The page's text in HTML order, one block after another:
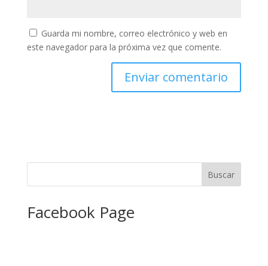
Guarda mi nombre, correo electrónico y web en
este navegador para la próxima vez que comente.
Facebook Page